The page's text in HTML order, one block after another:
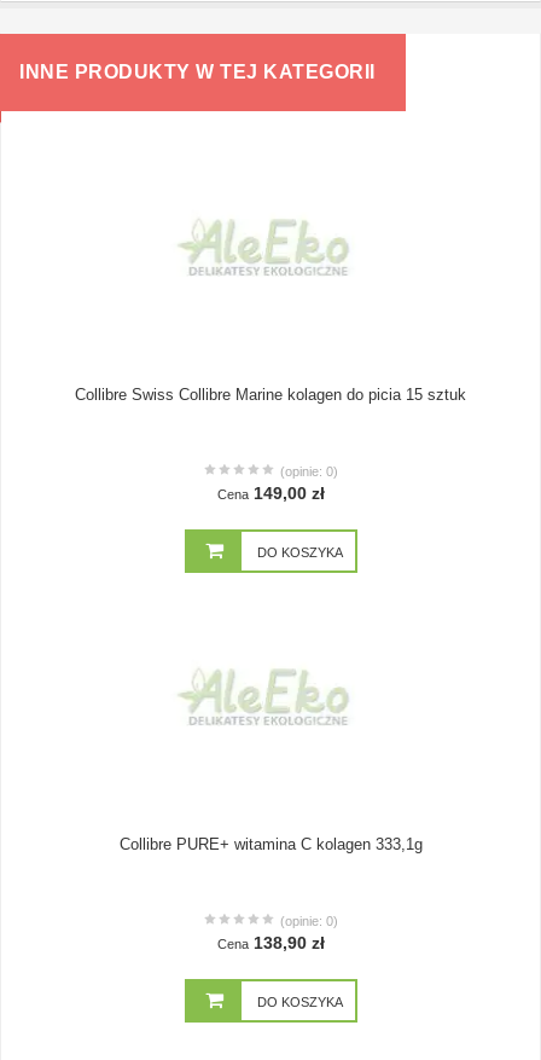
INNE PRODUKTY W TEJ KATEGORII
Collibre Swiss Collibre Marine kolagen do picia 15 sztuk
(opinie: 0)
Cena 149,00 zł
DO KOSZYKA
Collibre PURE+ witamina C kolagen 333,1g
(opinie: 0)
Cena 138,90 zł
DO KOSZYKA